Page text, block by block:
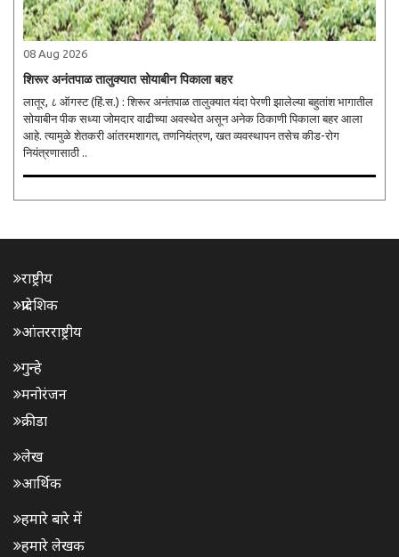
08 Aug 2026
शिरूर अनंतपाळ तालुक्यात सोयाबीन पिकाला बहर
लातूर, ८ ऑगस्ट (हिं.स.) : शिरूर अनंतपाळ तालुक्यात यंदा पेरणी झालेल्या बहुतांश भागातील
सोयाबीन पीक सध्या जोमदार वाढीच्या अवस्थेत असून अनेक ठिकाणी पिकाला बहर आला
आहे. त्यामुळे शेतकरी आंतरमशागत, तणनियंत्रण, खत व्यवस्थापन तसेच कीड-रोग
नियंत्रणासाठी ..
राष्ट्रीय
प्रादेशिक
आंतरराष्ट्रीय
गुन्हे
मनोरंजन
क्रीडा
लेख
आर्थिक
हमारे बारे में
हमारे लेखक